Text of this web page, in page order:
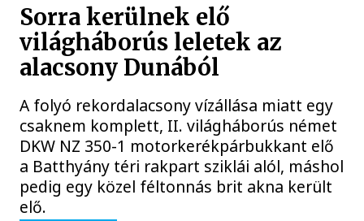
Sorra kerülnek elő
világháborús leletek az
alacsony Dunából
A folyó rekordalacsony vízállása miatt egy
csaknem komplett, II. világháborús német
DKW NZ 350-1 motorkerékpárbukkant elő
a Batthyány téri rakpart sziklái alól, máshol
pedig egy közel féltonnás brit akna került
elő.